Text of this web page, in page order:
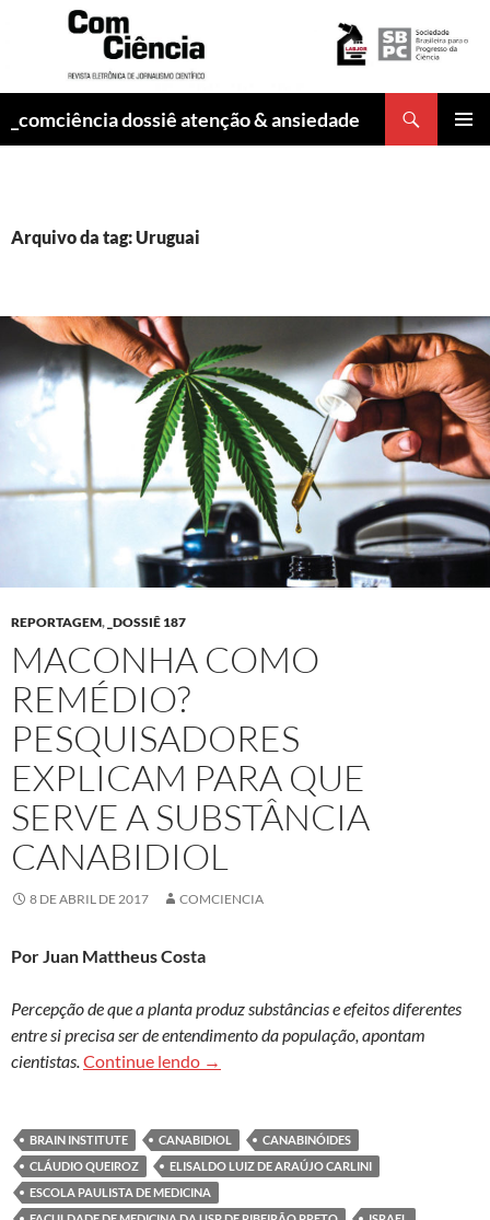
_comciência dossiê atenção & ansiedade
Arquivo da tag: Uruguai
REPORTAGEM, _DOSSIÊ 187
MACONHA COMO
REMÉDIO?
PESQUISADORES
EXPLICAM PARA QUE
SERVE A SUBSTÂNCIA
CANABIDIOL
8 DE ABRIL DE 2017 COMCIENCIA
Por Juan Mattheus Costa
Percepção de que a planta produz substâncias e efeitos diferentes
entre si precisa ser de entendimento da população, apontam
cientistas.Continue lendo Maconha como remédio?
→
BRAIN INSTITUTE CANABIDIOL
CANABINÓIDES
CLÁUDIO QUEIROZ
ELISALDO LUIZ DE ARAÚJO CARLINI
ESCOLA PAULISTA DE MEDICINA